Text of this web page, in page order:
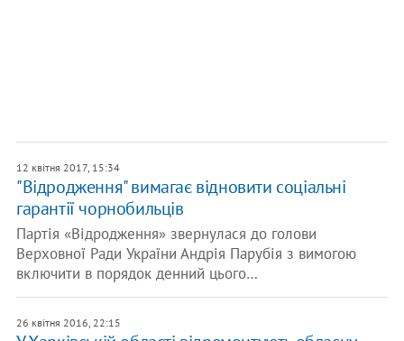
12 квітня 2017, 15:34
"Відродження" вимагає відновити соціальні
гарантії чорнобильців
Партія «Відродження» звернулася до голови
Верховної Ради України Андрія Парубія з вимогою
включити в порядок денний цього…
26 квітня 2016, 22:15